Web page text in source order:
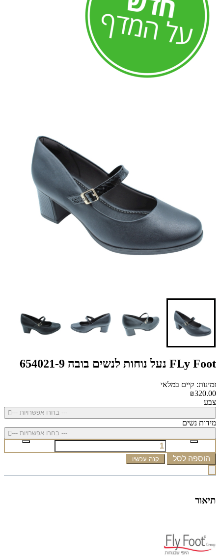
FLy Foot נעל נוחות לנשים בובה 654021-9
זמינות: קיים במלאי
₪320.00
צבע
--- בחרו אפשרויות ---
מידות נשים
--- בחרו אפשרויות ---
הוספה לסל קנה עכשיו
תיאור